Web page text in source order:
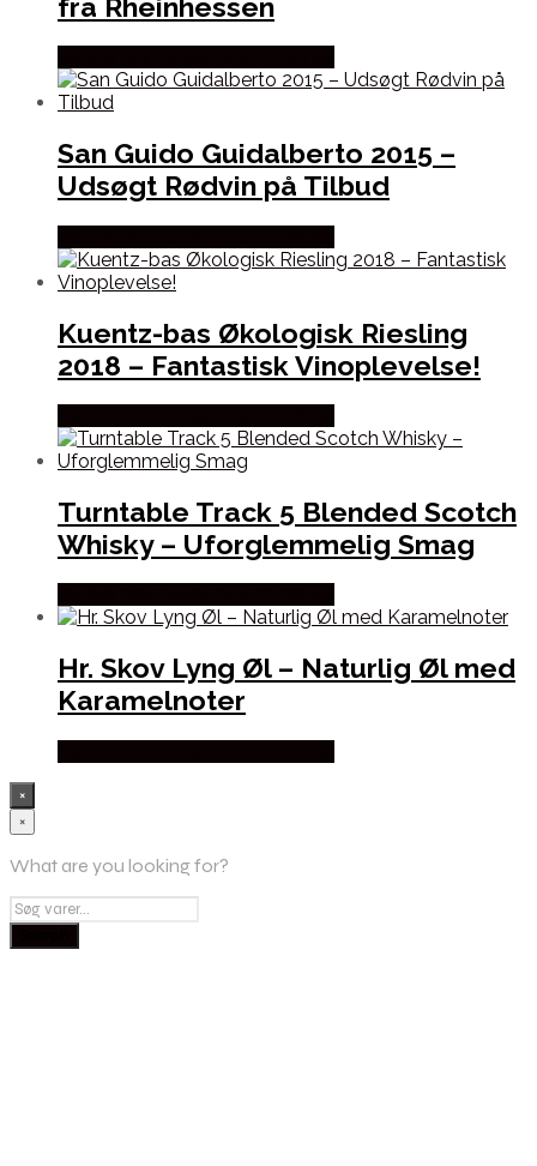
fra Rheinhessen
San Guido Guidalberto 2015 –
Udsøgt Rødvin på Tilbud
Kuentz-bas Økologisk Riesling
2018 – Fantastisk Vinoplevelse!
Turntable Track 5 Blended Scotch
Whisky – Uforglemmelig Smag
Hr. Skov Lyng Øl – Naturlig Øl med
Karamelnoter
×
×
What are you looking for?